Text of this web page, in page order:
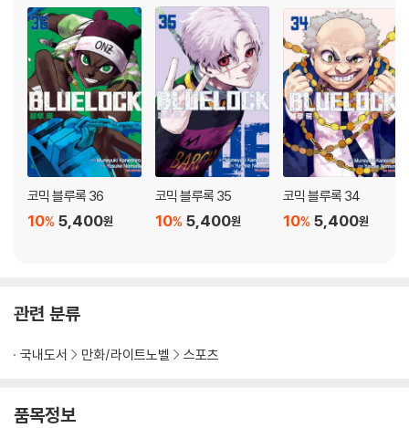
코믹 블루록 36
5,400원
10%
코믹 블루록 35
5,400원
10%
코믹 블루록 34
5,400원
10%
관련 분류
국내도서 만화/라이트노벨 스포츠
품목정보